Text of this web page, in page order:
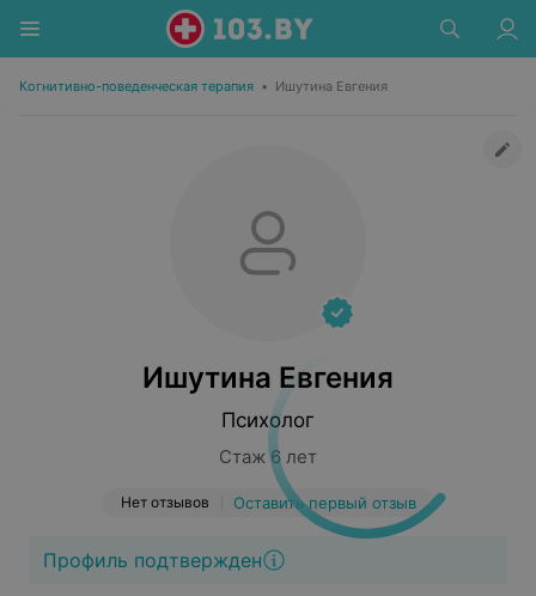
Когнитивно-поведенческая терапия • Ишутина Евгения
Ишутина Евгения
Психолог
Стаж 6 лет
Нет отзывов Оставить первый отзыв
Профиль подтвержден